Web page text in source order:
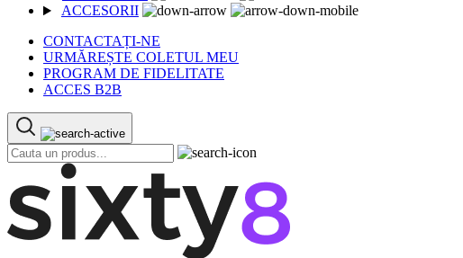
ACCESORII
CONTACTAȚI-NE
URMĂREȘTE COLETUL MEU
PROGRAM DE FIDELITATE
ACCES B2B